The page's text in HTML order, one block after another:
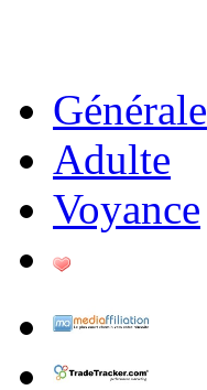
Générale
Adulte
Voyance